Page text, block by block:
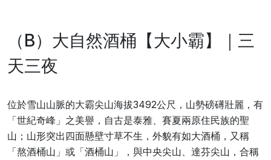
（B）大自然酒桶【大小霸】｜三
天三夜
位於雪山山脈的大霸尖山海拔3492公尺，山勢磅礡壯麗，有
「世紀奇峰」之美譽，自古是泰雅、賽夏兩原住民族的聖
山；山形突出四面懸壁寸草不生，外貌有如大酒桶，又稱
「熬酒桶山」或「酒桶山」，與中央尖山、達芬尖山，合稱